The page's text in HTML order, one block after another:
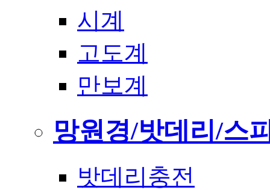
시계
고도계
만보계
망원경/밧데리/스
밧데리충전